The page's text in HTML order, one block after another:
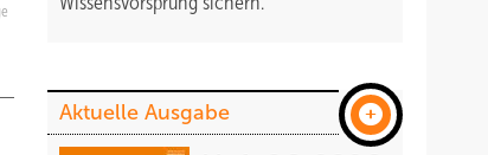
Aktuelle Ausgabe